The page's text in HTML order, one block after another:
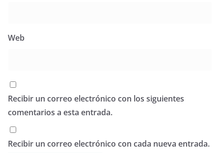
Web
Recibir un correo electrónico con los siguientes
comentarios a esta entrada.
Recibir un correo electrónico con cada nueva entrada.